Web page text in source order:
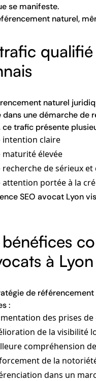
se manifeste.
naturel,
naturel
dans une démarche
ce trafic présente
intention claire
maturité élevée
recherche de sérieux
attention portée à la
SEO avocat Lyon
bénéfices
à Lyon
de
:
des prises
de la visibilité
compréhension
de la
dans un